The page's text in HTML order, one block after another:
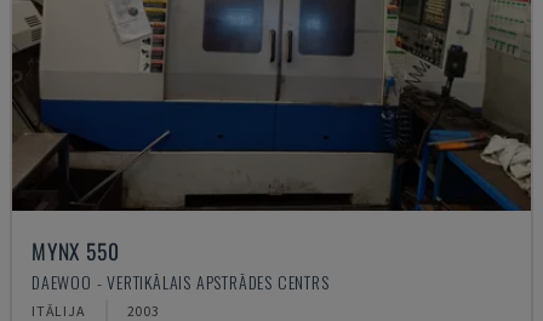
MYNX 550
DAEWOO - VERTIKĀLAIS APSTRĀDES CENTRS
ITĀLIJA 2003